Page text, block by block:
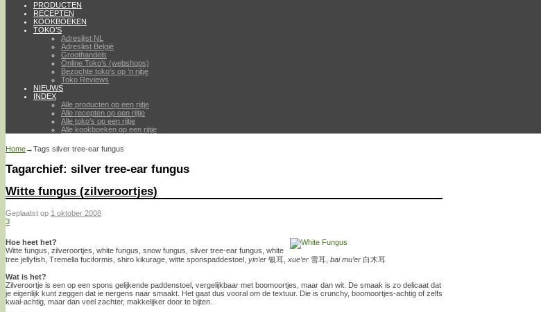
PRODUCTEN
RECEPTEN
KOOKBOEKEN
TOKO’S
Adreslijst NL
Adreslijst België
Groothandels
Online Toko’s (webshops)
Bezochte toko’s op ’n rijtje
Toko Reviews
NIEUWS
INDEX
Alle producten op een rijtje
Alle recepten op een rijtje
Alle toko’s op een rijtje
Alle kookboeken op een rijtje
Home→Tags silver tree-ear fungus
Tagarchief: silver tree-ear fungus
Witte fungus (zilveroortjes)
Geplaatst op 1 oktober 2008
3
Hoe heet het?
Witte fungus, zilveroortjes, white fungus, snow fungus, silver tree-ear fungus, white
tree jellyfish, Tremella fuciformis, shiro kikurage, witte sponspaddestoel, yin’er 银耳, xue’er 雪耳, bai mu’er 白木耳
Wat is het?
Zilveroortje is een op een spons gelijkende paddenstoel, vergelijkbaar met boomoortjes, maar dan wit. De smaak is zo delicaat dat
je eigenlijk kunt zeggen dat ie nergens naar smaakt. Het gaat dus vooral om de textuur. Die is crunchy, boomoortjes-achtig of zelfs
kwal-achtig, maar dan veel zachter, makkelijker door te bijten.